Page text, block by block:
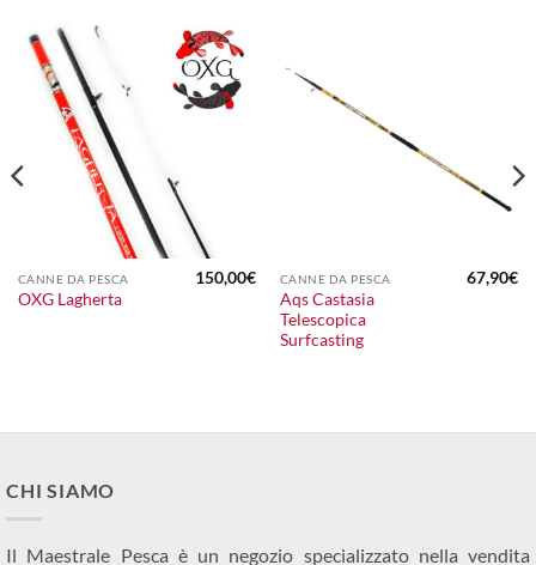
CANNE DA PESCA
OXG Lagherta
150,00€ CANNE DA PESCA
Aqs Castasia
Telescopica
Surfcasting
67,90€
CHI SIAMO
Il Maestrale Pesca è un negozio specializzato nella vendita